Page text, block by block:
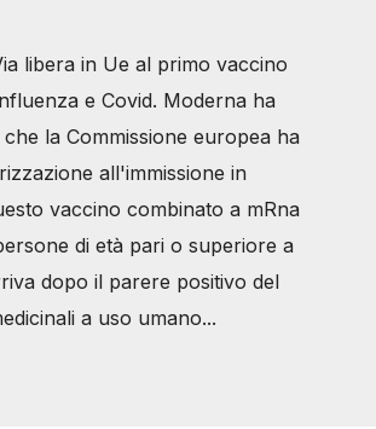
libera in Ue al primo vaccino
e Covid. Moderna ha
la Commissione europea ha
all'immissione in
vaccino combinato a mRna
di età pari o superiore a
dopo il parere positivo del
a uso umano...